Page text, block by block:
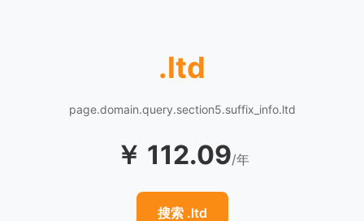
.ltd
page.domain.query.section5.suffix_info.ltd
￥ 112.09/年
搜索 .ltd